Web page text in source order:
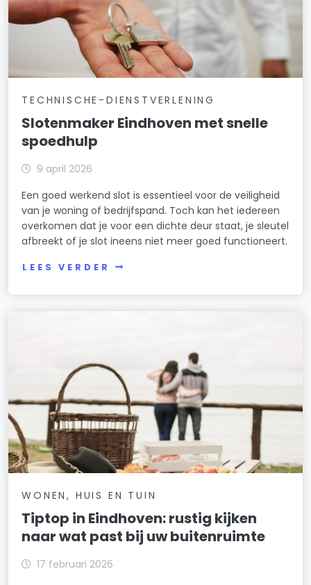
TECHNISCHE-DIENSTVERLENING
Slotenmaker Eindhoven met snelle
spoedhulp
9 april 2026
Een goed werkend slot is essentieel voor de veiligheid
van je woning of bedrijfspand. Toch kan het iedereen
overkomen dat je voor een dichte deur staat, je sleutel
afbreekt of je slot ineens niet meer goed functioneert.
LEES VERDER
WONEN, HUIS EN TUIN
Tiptop in Eindhoven: rustig kijken
naar wat past bij uw buitenruimte
17 februari 2026